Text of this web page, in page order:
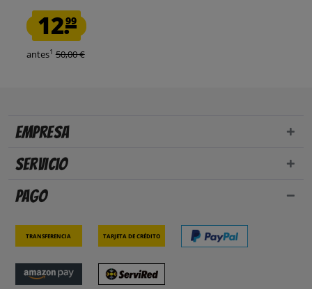
12.99
antes1 50,00 €
Empresa
Servicio
Pago
Transferencia Tarjeta de crédito